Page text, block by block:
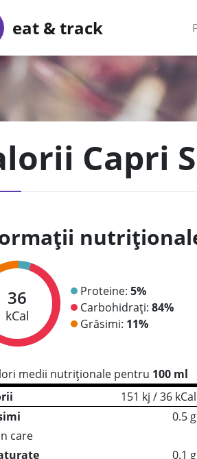
eat & track
Capri
36
kCal
Proteine: 5%
Carbohidrați: 84%
Grăsimi: 11%
medii nutriționale pentru 100 ml
151 kj / 36 kCal
0.5 g
care
0.1 g